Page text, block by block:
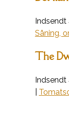
Indsendt
Såning,
The
Indsendt